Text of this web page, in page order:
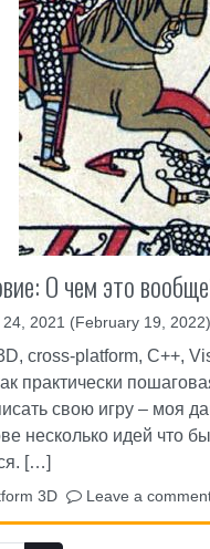
О чем это
2021 (February 19, 2022)
cross-platform, C++,
практически
свою игру – моя
несколько идей что
[…]
3D Leave a